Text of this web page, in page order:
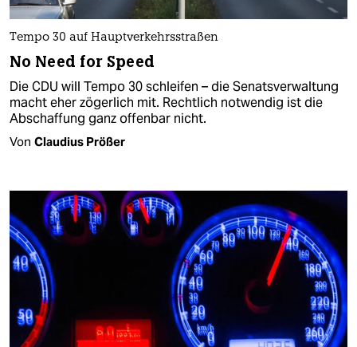
Tempo 30 auf Hauptverkehrsstraßen
No Need for Speed
Die CDU will Tempo 30 schleifen – die Senatsverwaltung
macht eher zögerlich mit. Rechtlich notwendig ist die
Abschaffung ganz offenbar nicht.
Von Claudius Prößer